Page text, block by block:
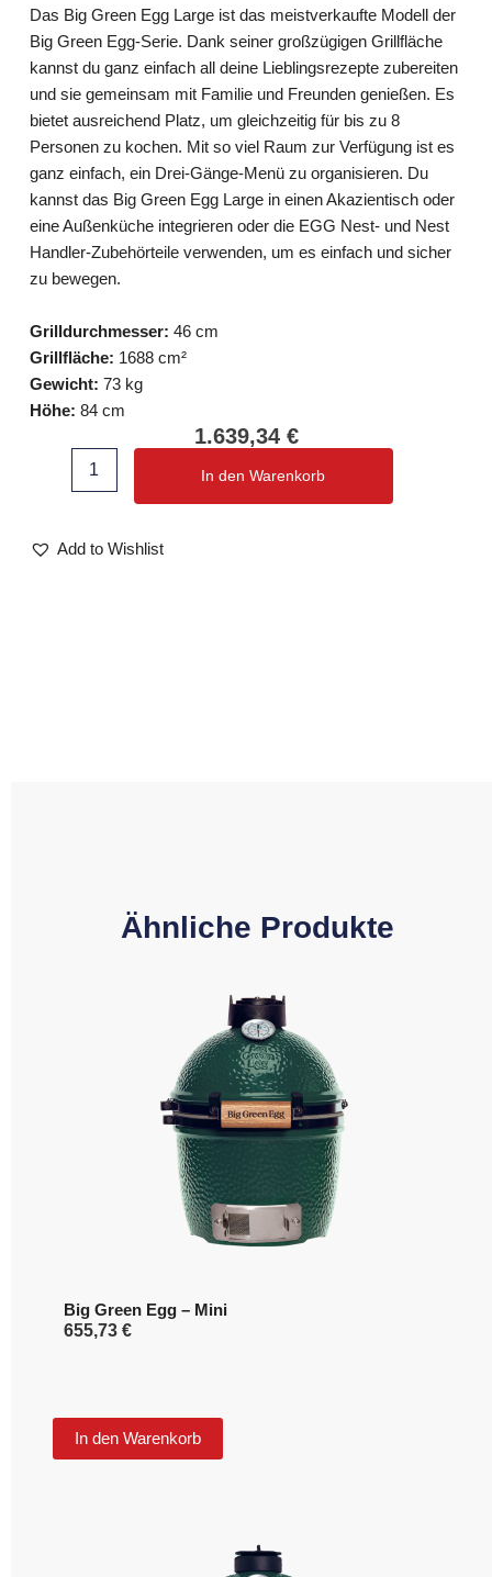
Das Big Green Egg Large ist das meistverkaufte Modell der
Big Green Egg-Serie. Dank seiner großzügigen Grillfläche
kannst du ganz einfach all deine Lieblingsrezepte zubereiten
und sie gemeinsam mit Familie und Freunden genießen. Es
bietet ausreichend Platz, um gleichzeitig für bis zu 8
Personen zu kochen. Mit so viel Raum zur Verfügung ist es
ganz einfach, ein Drei-Gänge-Menü zu organisieren. Du
kannst das Big Green Egg Large in einen Akazientisch oder
eine Außenküche integrieren oder die EGG Nest- und Nest
Handler-Zubehörteile verwenden, um es einfach und sicher
zu bewegen.
Grilldurchmesser: 46 cm
Grillfläche: 1688 cm²
Gewicht: 73 kg
Höhe: 84 cm
1.639,34 €
Large
In den Warenkorb
Add to Wishlist
Ähnliche Produkte
Big Green Egg – Mini
655,73 €
In den Warenkorb